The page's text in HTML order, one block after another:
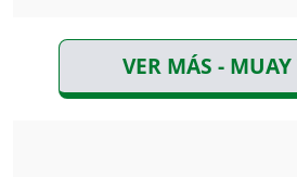
VER MÁS -